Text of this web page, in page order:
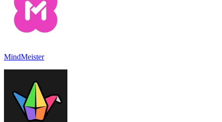
MindMeister